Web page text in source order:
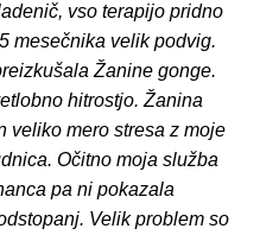
vso terapijo pridno
mesečnika velik podvig.
Žanine gonge.
hitrostjo. Žanina
veliko mero stresa z moje
Očitno moja služba
pa ni pokazala
Velik problem so